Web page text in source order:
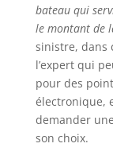
bateau qui
le montant de
sinistre, dans
l’expert qui
pour des
électronique,
demander
son choix.